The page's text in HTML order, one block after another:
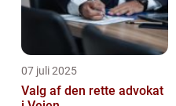
07 juli 2025
Valg af den rette advokat